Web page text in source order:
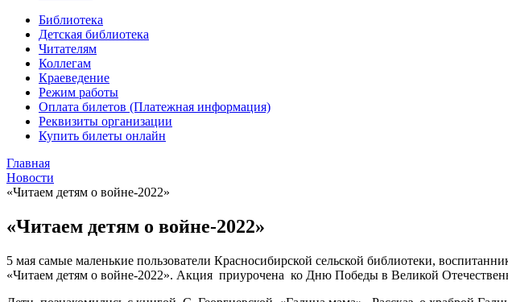
Библиотека
Детская библиотека
Читателям
Коллегам
Краеведение
Режим работы
Оплата билетов (Платежная информация)
Реквизиты организации
Купить билеты онлайн
Главная
Новости
«Читаем детям о войне-2022»
«Читаем детям о войне-2022»
5 мая самые маленькие пользователи Красносибирской сельской библиотеки,
«Читаем детям о войне-2022». Акция приурочена ко Дню Победы в Великой